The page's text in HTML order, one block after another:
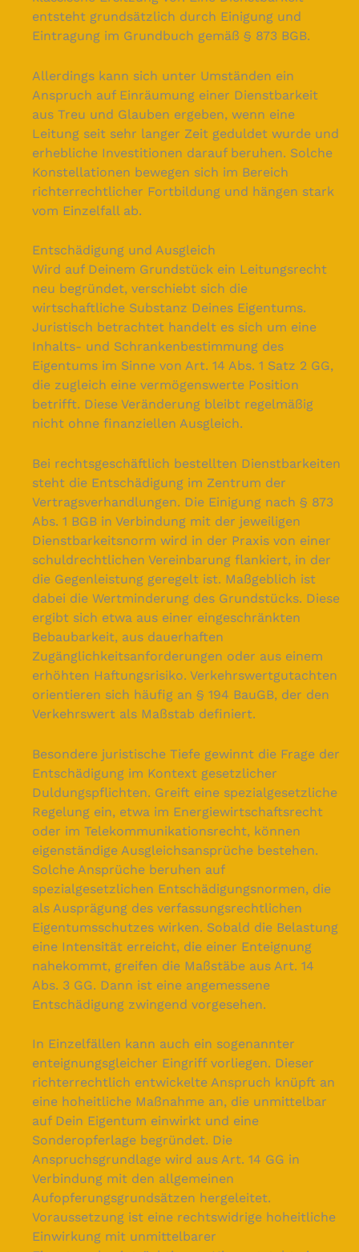
entsteht grundsätzlich durch Einigung und
Eintragung im Grundbuch gemäß § 873 BGB.
Allerdings kann sich unter Umständen ein
Anspruch auf Einräumung einer Dienstbarkeit
aus Treu und Glauben ergeben, wenn eine
Leitung seit sehr langer Zeit geduldet wurde und
erhebliche Investitionen darauf beruhen. Solche
Konstellationen bewegen sich im Bereich
richterrechtlicher Fortbildung und hängen stark
vom Einzelfall ab.
Entschädigung und Ausgleich
Wird auf Deinem Grundstück ein Leitungsrecht
neu begründet, verschiebt sich die
wirtschaftliche Substanz Deines Eigentums.
Juristisch betrachtet handelt es sich um eine
Inhalts- und Schrankenbestimmung des
Eigentums im Sinne von Art. 14 Abs. 1 Satz 2 GG,
die zugleich eine vermögenswerte Position
betrifft. Diese Veränderung bleibt regelmäßig
nicht ohne finanziellen Ausgleich.
Bei rechtsgeschäftlich bestellten Dienstbarkeiten
steht die Entschädigung im Zentrum der
Vertragsverhandlungen. Die Einigung nach § 873
Abs. 1 BGB in Verbindung mit der jeweiligen
Dienstbarkeitsnorm wird in der Praxis von einer
schuldrechtlichen Vereinbarung flankiert, in der
die Gegenleistung geregelt ist. Maßgeblich ist
dabei die Wertminderung des Grundstücks. Diese
ergibt sich etwa aus einer eingeschränkten
Bebaubarkeit, aus dauerhaften
Zugänglichkeitsanforderungen oder aus einem
erhöhten Haftungsrisiko. Verkehrswertgutachten
orientieren sich häufig an § 194 BauGB, der den
Verkehrswert als Maßstab definiert.
Besondere juristische Tiefe gewinnt die Frage der
Entschädigung im Kontext gesetzlicher
Duldungspflichten. Greift eine spezialgesetzliche
Regelung ein, etwa im Energiewirtschaftsrecht
oder im Telekommunikationsrecht, können
eigenständige Ausgleichsansprüche bestehen.
Solche Ansprüche beruhen auf
spezialgesetzlichen Entschädigungsnormen, die
als Ausprägung des verfassungsrechtlichen
Eigentumsschutzes wirken. Sobald die Belastung
eine Intensität erreicht, die einer Enteignung
nahekommt, greifen die Maßstäbe aus Art. 14
Abs. 3 GG. Dann ist eine angemessene
Entschädigung zwingend vorgesehen.
In Einzelfällen kann auch ein sogenannter
enteignungsgleicher Eingriff vorliegen. Dieser
richterrechtlich entwickelte Anspruch knüpft an
eine hoheitliche Maßnahme an, die unmittelbar
auf Dein Eigentum einwirkt und eine
Sonderopferlage begründet. Die
Anspruchsgrundlage wird aus Art. 14 GG in
Verbindung mit den allgemeinen
Aufopferungsgrundsätzen hergeleitet.
Voraussetzung ist eine rechtswidrige hoheitliche
Einwirkung mit unmittelbarer